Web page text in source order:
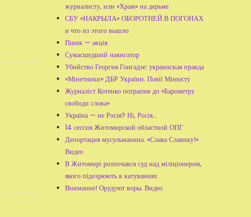
журналисту, или «Храм» на дерьме
СБУ «НАКРЫЛА» ОБОРОТНЕЙ В ПОГОНАХ
и что из этого вышло
Пшик — акція
Сумасшедший навигатор
Убийство Георгия Гонгадзе: украинская правда
«Мінетники» ДБР України. Повії Мінюсту
Журналіст Котенко потрапив до «Барометру
свободи слова»
Україна — не Росія? Ні, Росія...
14 сессия Житомирской областной ОПГ
Депортация мусульманина. «Слава Славику!»
Видео
В Житомирі розпочався суд над міліціонером,
якого підозрюють в катуваннях
Внимание! Орудуют воры. Видео